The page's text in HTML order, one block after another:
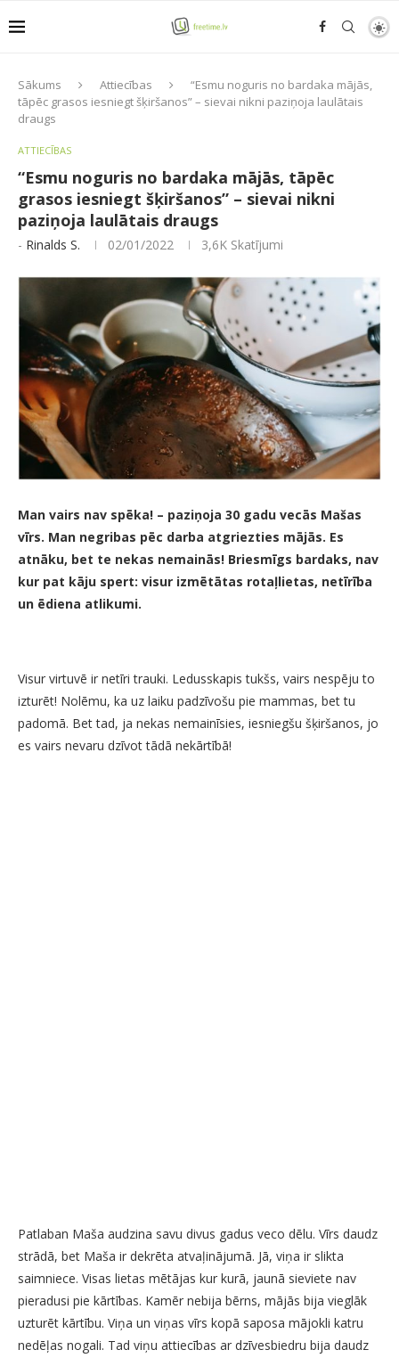
Sākums Attiecības
“Esmu noguris no bardaka mājās,
tāpēc grasos iesniegt šķiršanos” – sievai nikni paziņoja laulātais
draugs
ATTIECĪBAS
“Esmu noguris no bardaka mājās, tāpēc
grasos iesniegt šķiršanos” – sievai nikni
paziņoja laulātais draugs
- Rinalds S. 02/01/2022 3,6K Skatījumi
Man vairs nav spēka! – paziņoja 30 gadu vecās Mašas
vīrs. Man negribas pēc darba atgriezties mājās. Es
atnāku, bet te nekas nemainās! Briesmīgs bardaks, nav
kur pat kāju spert: visur izmētātas rotaļlietas, netīrība
un ēdiena atlikumi.
Visur virtuvē ir netīri trauki. Ledusskapis tukšs, vairs nespēju to
izturēt! Nolēmu, ka uz laiku padzīvošu pie mammas, bet tu
padomā. Bet tad, ja nekas nemainīsies, iesniegšu šķiršanos, jo
es vairs nevaru dzīvot tādā nekārtībā!
Patlaban Maša audzina savu divus gadus veco dēlu. Vīrs daudz
strādā, bet Maša ir dekrēta atvaļinājumā. Jā, viņa ir slikta
saimniece. Visas lietas mētājas kur kurā, jaunā sieviete nav
pieradusi pie kārtības. Kamēr nebija bērns, mājās bija vieglāk
uzturēt kārtību. Viņa un viņas vīrs kopā saposa mājokli katru
nedēļas nogali. Tad viņu attiecības ar dzīvesbiedru bija daudz